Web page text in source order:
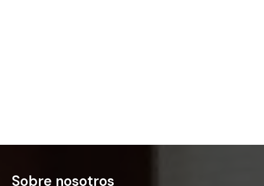
Sobre nosotros